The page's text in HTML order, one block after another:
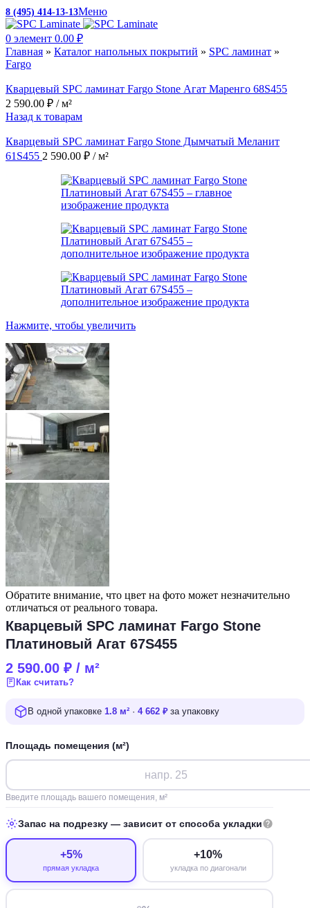
8 (495) 414-13-13Меню
0 элемент 0.00 ₽
Главная » Каталог напольных покрытий » SPC ламинат »
Fargo
Кварцевый SPC ламинат Fargo Stone Агат Маренго 68S455
2 590.00 ₽ / м²
Назад к товарам
Кварцевый SPC ламинат Fargo Stone Дымчатый Меланит
61S455 2 590.00 ₽ / м²
Нажмите, чтобы увеличить
Обратите внимание, что цвет на фото может незначительно
отличаться от реального товара.
Кварцевый SPC ламинат Fargo Stone
Платиновый Агат 67S455
2 590.00 ₽ / м²
Как считать?
В одной упаковке 1.8 м² · 4 662 ₽за упаковку
Площадь помещения (м²)
Введите площадь вашего помещения, м²
Запас на подрезку — зависит от способа укладки
+5%
прямая укладка
+10%
укладка по диагонали